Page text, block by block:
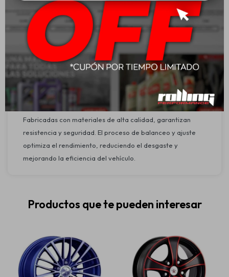
Aplicación:
Confirmar compatibilidad con el vehículo
Coordinar la instalación en nuestro local
Montaje de las llantas con centradores si es necesario
Instalación de válvulas cromadas nuevas
Balanceo preciso para un desempeño óptimo
Ajuste final y verificación de seguridad
Seguridad y medio ambiente:
Fabricadas con materiales de alta calidad, garantizan
resistencia y seguridad. El proceso de balanceo y ajuste
optimiza el rendimiento, reduciendo el desgaste y
mejorando la eficiencia del vehículo.
Productos que te pueden interesar